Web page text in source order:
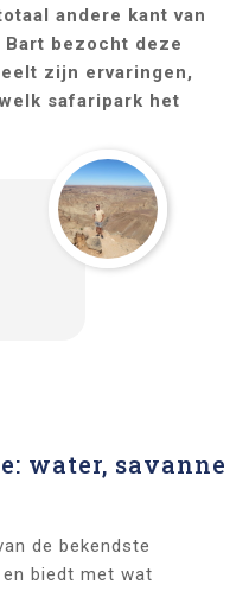
andere kant van
bezocht deze
zijn ervaringen,
safaripark het
water, savanne
de bekendste
biedt met wat